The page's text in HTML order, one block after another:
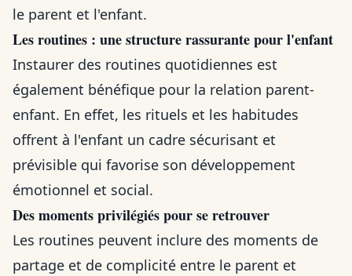
le parent et l'enfant.
Les routines : une structure rassurante pour l'enfant
Instaurer des routines quotidiennes est
également bénéfique pour la relation parent-
enfant. En effet, les rituels et les habitudes
offrent à l'enfant un cadre sécurisant et
prévisible qui favorise son développement
émotionnel et social.
Des moments privilégiés pour se retrouver
Les routines peuvent inclure des moments de
partage et de complicité entre le parent et